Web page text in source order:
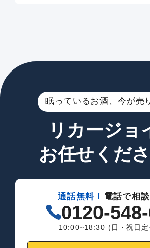
眠っているお酒、今が売
リカージョ
お任せくださ
通話無料！ 電話で相
0120-
10:00~18:30 (日・祝日定